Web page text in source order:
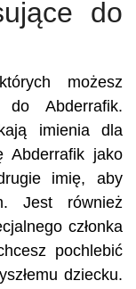
do
możesz
do Abderrafik.
imienia dla
Abderrafik jako
imię, aby
Jest również
członka
pochlebić
dziecku.